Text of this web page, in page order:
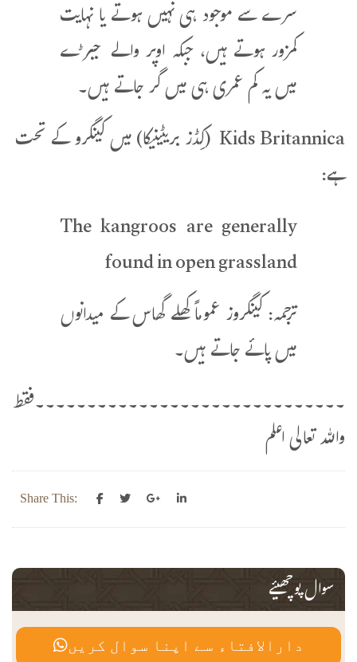
سرے سے موجود ہی نہیں ہوتے یا نہایت
کمزور ہوتے ہیں، جبکہ اوپر والے جبڑے
میں یہ کم عمری ہی میں گر جاتے ہیں۔
Kids Britannica (کِڈز بریٹینیکا) میں کینگرو کے تحت
ہے:
The kangroos are generally
found in open grassland
ترجمہ: کینگروز عموماً کھلے گھاس کے میدانوں
میں پائے جاتے ہیں۔
۔۔۔۔۔۔۔۔۔۔۔۔۔۔۔۔۔۔۔۔۔۔۔۔۔۔۔۔۔۔فقط
واللہ تعالی اعلم
Share This:
سوال پوچھیئے
دارالافتاء سے اپنا سوال کریں